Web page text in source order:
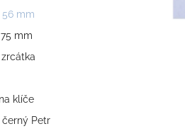
mm
mm
klíče
černý Petr